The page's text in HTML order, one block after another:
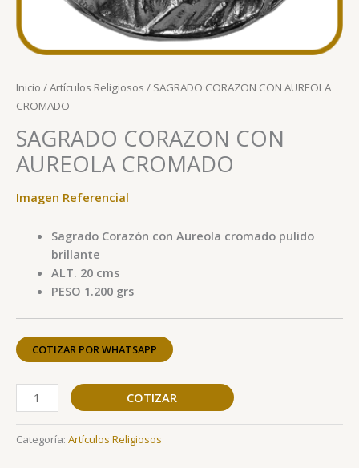
Inicio /Artículos Religiosos / SAGRADO CORAZON CON AUREOLA
CROMADO
SAGRADO CORAZON CON
AUREOLA CROMADO
Imagen Referencial
Sagrado Corazón con Aureola cromado pulido
brillante
ALT. 20 cms
PESO 1.200 grs
COTIZAR POR WHATSAPP
COTIZAR
Categoría: Artículos Religiosos